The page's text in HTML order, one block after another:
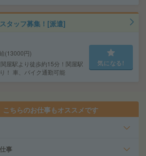
タッフ募集！[派遣]
(13000円)
屋駅より徒歩約15分！関屋駅
！ 車、バイク通勤可能
気になる!
こちらのお仕事もオススメです
事